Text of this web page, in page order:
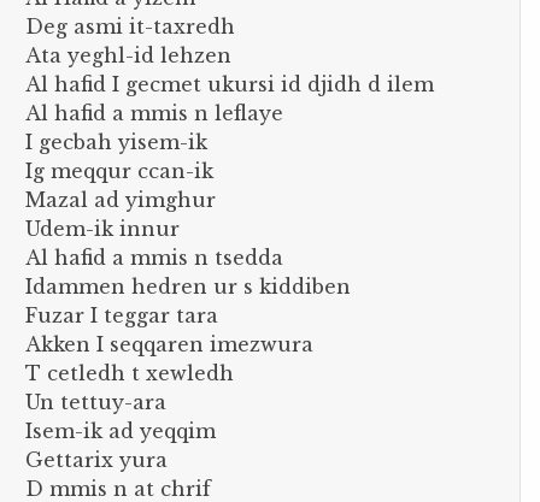
Deg asmi it-taxredh
Ata yeghl-id lehzen
Al hafid I gecmet ukursi id djidh d ilem
Al hafid a mmis n leflaye
I gecbah yisem-ik
Ig meqqur ccan-ik
Mazal ad yimghur
Udem-ik innur
Al hafid a mmis n tsedda
Idammen hedren ur s kiddiben
Fuzar I teggar tara
Akken I seqqaren imezwura
T cetledh t xewledh
Un tettuy-ara
Isem-ik ad yeqqim
Gettarix yura
D mmis n at chrif